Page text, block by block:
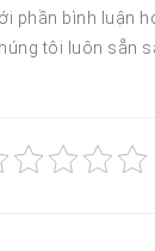
phần bình luận
tôi luôn sẵn